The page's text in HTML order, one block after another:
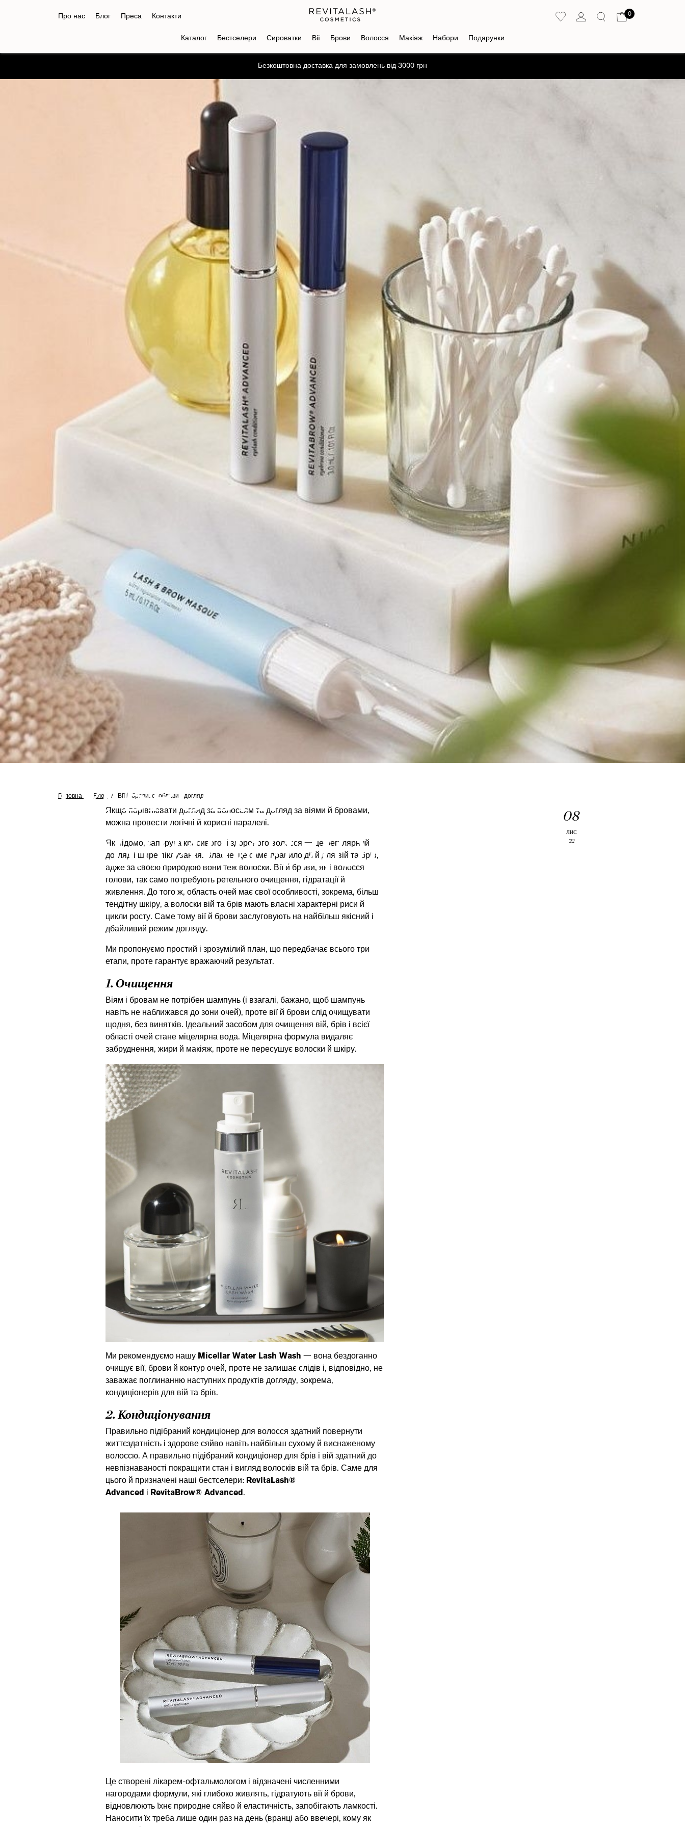
Про нас Блог Преса Контакти 0
Каталог Бестселери Сироватки Вії Брови Волосся Макіяж Набори Подарунки
Отримайте промокод на знижку -10% на перше замовлення
ВІЇ Й БРОВИ:
ОСОБЛИВИЙ ДОГЛЯД
Головна Блог / Вії й брови: особливий догляд
Якщо порівнювати догляд за волоссям та догляд за віями й бровами,
можна провести логічні й корисні паралелі.
Як відомо, запорука красивого й здорового волосся 一 це регулярний
догляд і щире піклування. Власне, це саме правило дії й для вій та брів,
адже за своєю природою вони теж волоски. Вії й брови, як і волосся
голови, так само потребують ретельного очищення, гідратації й
живлення. До того ж, область очей має свої особливості, зокрема, більш
тендітну шкіру, а волоски вій та брів мають власні характерні риси й
цикли росту. Саме тому вії й брови заслуговують на найбільш якісний і
дбайливий режим догляду.
Ми пропонуємо простий і зрозумілий план, що передбачає всього три
етапи, проте гарантує вражаючий результат.
1. Очищення
Віям і бровам не потрібен шампунь (і взагалі, бажано, щоб шампунь
навіть не наближався до зони очей), проте вії й брови слід очищувати
щодня, без винятків. Ідеальний засобом для очищення вій, брів і всієї
області очей стане міцелярна вода. Міцелярна формула видаляє
забруднення, жири й макіяж, проте не пересушує волоски й шкіру.
Ми рекомендуємо нашу Micellar Water Lash Wash 一 вона бездоганно
очищує вії, брови й контур очей, проте не залишає слідів і, відповідно, не
заважає поглинанню наступних продуктів догляду, зокрема,
кондиціонерів для вій та брів.
2. Кондиціонування
Правильно підібраний кондиціонер для волосся здатний повернути
життєздатність і здорове сяйво навіть найбільш сухому й виснаженому
волоссю. А правильно підібраний кондиціонер для брів і вій здатний до
невпізнаваності покращити стан і вигляд волосків вій та брів. Саме для
цього й призначені наші бестселери: RevitaLash®
Advanced і RevitaBrow® Advanced .
Це створені лікарем-офтальмологом і відзначені численними
нагородами формули, які глибоко живлять, гідратують вії й брови,
відновлюють їхнє природне сяйво й еластичність, запобігають ламкості.
Наносити їх треба лише один раз на день (вранці або ввечері, кому як
08
ЛИС
'22